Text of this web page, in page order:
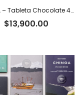
CHINOA – Tableta Chocolate 40% con leche y café x 50 g
$13,900.00